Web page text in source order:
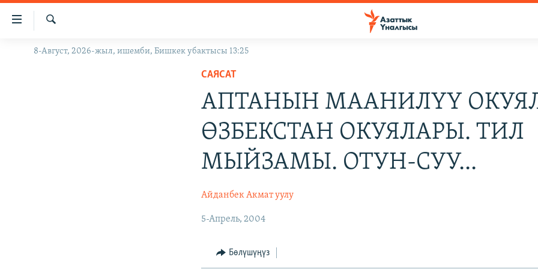
Линктер
Мазмунга
Навигацияга
ЖАҢЫЛЫКТАР
Издөө
8-Август, 2026-жыл, ишемби, Бишкек убактысы 13:25
САЯСАТ
АПТАНЫН МААНИЛҮҮ
ӨЗБЕКСТАН ОКУЯЛАРЫ. ТИЛ
МЫЙЗАМЫ. ОТУН-СУУ...
Айданбек Акмат уулу
5-Апрель, 2004
Бөлүшүңүз